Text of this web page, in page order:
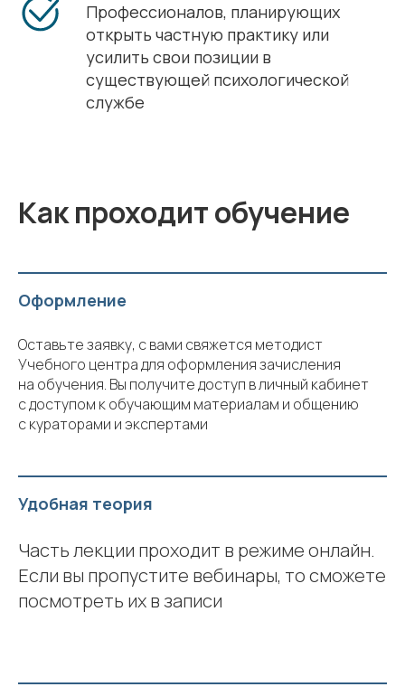
Профессионалов, планирующих
открыть частную практику или
усилить свои позиции в
существующей психологической
службе
Как проходит обучение
Оформление
Оставьте заявку, с вами свяжется методист
Учебного центра для оформления зачисления
на обучения. Вы получите доступ в личный кабинет
с доступом к обучающим материалам и общению
с кураторами и экспертами
Удобная теория
Часть лекции проходит в режиме онлайн.
Если вы пропустите вебинары, то сможете
посмотреть их в записи